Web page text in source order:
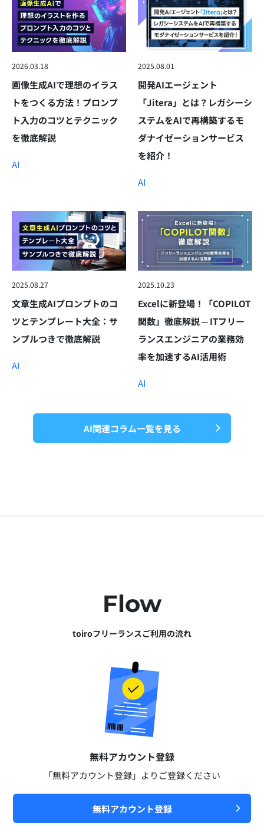
2026.03.18
画像生成AIで理想のイラス
トをつくる方法！プロンプ
ト入力のコツとテクニック
を徹底解説
AI
2025.08.01
開発AIエージェント
「Jitera」とは？レガシーシ
ステムをAIで再構築するモ
ダナイゼーションサービス
を紹介！
AI
2025.08.27
文章生成AIプロンプトのコ
ツとテンプレート大全：サ
ンプルつきで徹底解説
AI
2025.10.23
Excelに新登場！「COPILOT
関数」徹底解説 ─ ITフリー
ランスエンジニアの業務効
率を加速するAI活用術
AI
AI関連コラム一覧を見る
Flow
toiroフリーランスご利用の流れ
無料アカウント登録​
「無料アカウント登録」よりご登録ください​
無料アカウント登録